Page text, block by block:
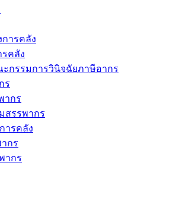
ารคลัง
รคลัง
กรรมการวินิจฉัยภาษีอากร
ร
ากร
สรรพากร
ารคลัง
กร
ากร